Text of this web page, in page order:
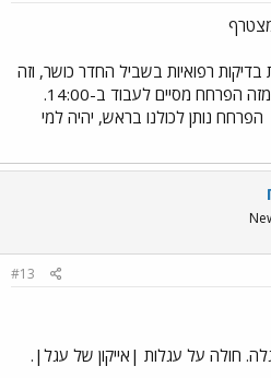
בדיקות רפואיות בשביל החדר כושר, וזה
בשעה 14:00, וחוץ מזה הפרחח מסיים לעבוד ב-14:00.
הפרחח נותן לכולנו בראש, יהיה למי
#13
חולה על עגלות |אייקון של עגל|.